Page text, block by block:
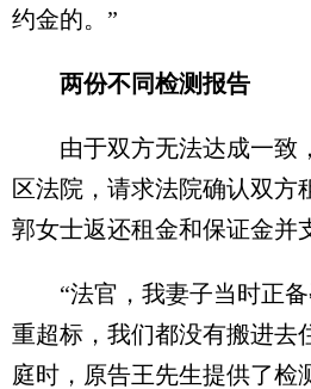
约金的。”
两份不同检测报告
由于双方无法达成一致
区法院，请求法院确认双方
郭女士返还租金和保证金并
“法官，我妻子当时正备
重超标，我们都没有搬进去
庭时，原告王先生提供了检